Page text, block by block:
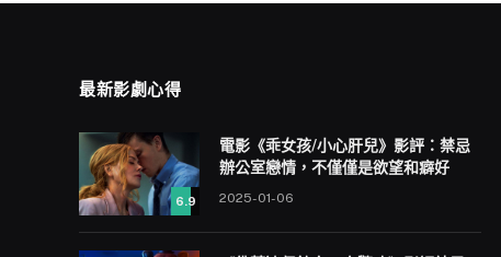
最新影劇心得
6.9
電影《乖女孩/小心肝兒》影評：禁忌
辦公室戀情，不僅僅是欲望和癖好
2025-01-06